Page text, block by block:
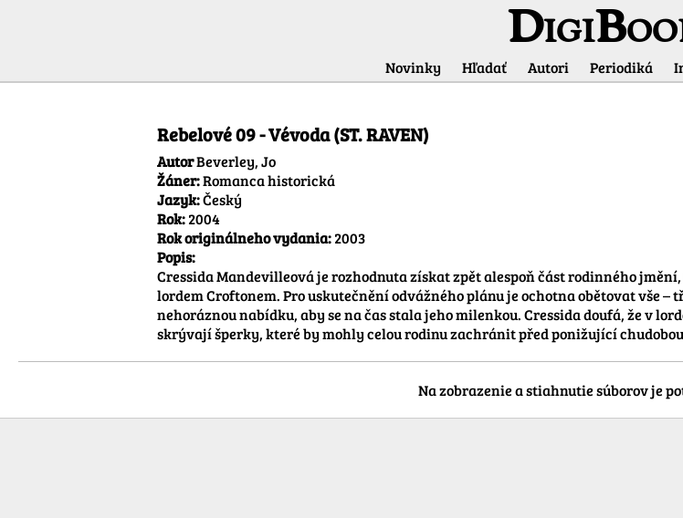
Novinky Hľadať Autori Periodiká
Rebelové 09 - Vévoda (ST. RAVEN)
AutorBeverley, Jo
Žáner:Romanca historická
Jazyk:Český
Rok:2004
Rok originálneho vydania:2003
Popis:
Cressida Mandevilleová je rozhodnuta získat zpět alespoň část rodinného
lordem Croftonem. Pro uskutečnění odvážného plánu je ochotna obětovat vše
nehoráznou nabídku, aby se na čas stala jeho milenkou. Cressida doufá, že v
skrývají šperky, které by mohly celou rodinu zachránit před ponižující
Na zobrazenie a stiahnutie súborov je